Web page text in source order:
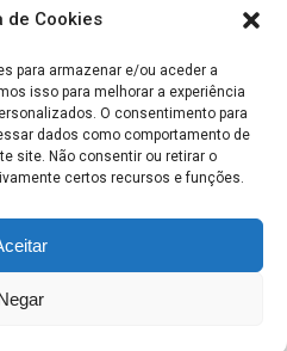
de Cookies
para armazenar e/ou aceder a
isso para melhorar a experiência
O consentimento para
dados como comportamento de
site. Não consentir ou retirar o
certos recursos e funções.
nós
Copyright © 2026.